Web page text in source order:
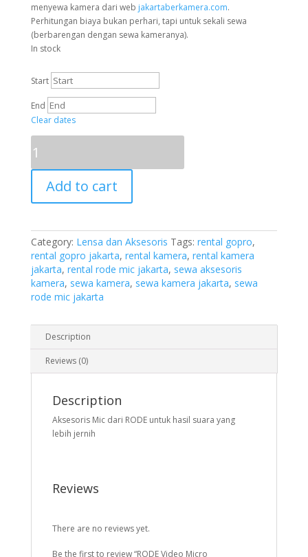
menyewa kamera dari web jakartaberkamera.com.
Perhitungan biaya bukan perhari, tapi untuk sekali sewa
(berbarengan dengan sewa kameranya).
In stock
Start
End
Clear dates
Video
Micro
Microphone
Add to cart
Category: Lensa dan Aksesoris Tags: rental gopro,
rental gopro jakarta, rental kamera, rental kamera
jakarta, rental rode mic jakarta, sewa aksesoris
kamera, sewa kamera, sewa kamera jakarta, sewa
rode mic jakarta
Description
Reviews (0)
Description
Aksesoris Mic dari RODE untuk hasil suara yang
lebih jernih
Reviews
There are no reviews yet.
Be the first to review “RODE Video Micro